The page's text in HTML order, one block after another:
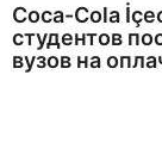
Coca-Cola
студентов
вузов на